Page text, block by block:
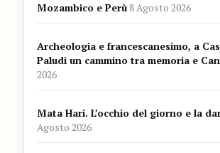
Mozambico e Perù8 Agosto 2026
Archeologia e francescanesimo, a
Paludi un cammino tra memoria e
2026
Mata Hari. L’occhio del giorno e la
Agosto 2026